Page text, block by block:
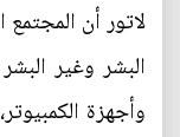
لاتور أن
البشر وغير
وأجهزة